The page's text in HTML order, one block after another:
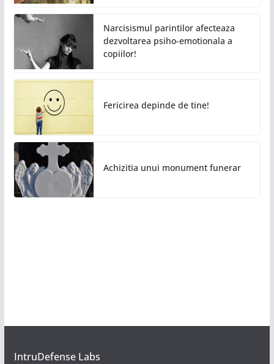
Narcisismul parintilor afecteaza
dezvoltarea psiho-emotionala a
copiilor!
Fericirea depinde de tine!
Achizitia unui monument funerar
IntruDefense Labs